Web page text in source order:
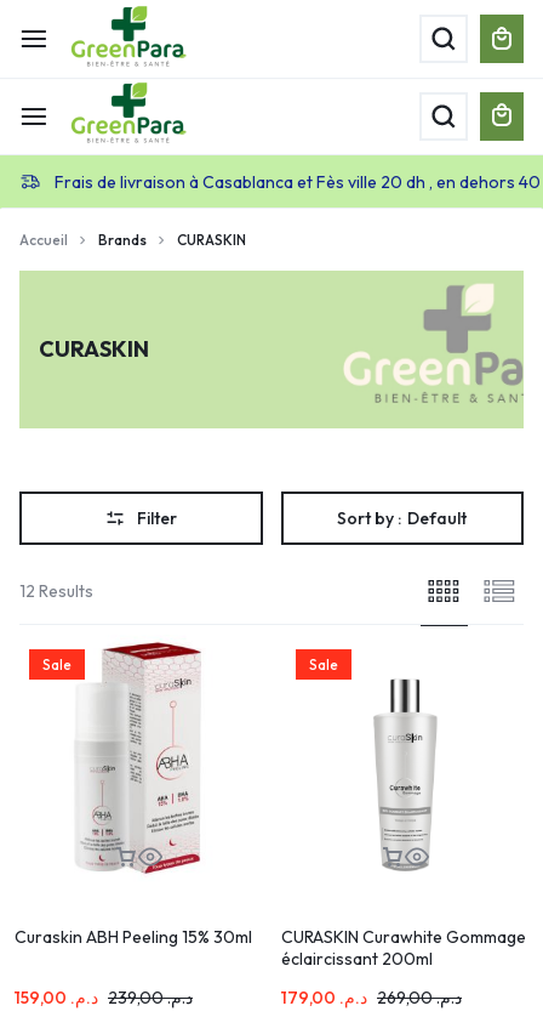
Frais de livraison à Casablanca et Fès ville 20 dh , en dehors
Accueil Brands CURASKIN
CURASKIN
Filter Sort by : Default
12 Results
Sale
Curaskin ABH Peeling 15% 30ml
د.م.239,00 د.م.
Sale
CURASKIN Curawhite Gommage
éclaircissant 200ml
د.م.269,00 د.م.